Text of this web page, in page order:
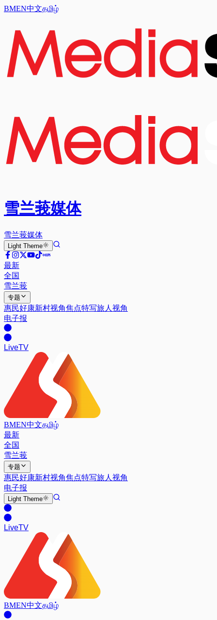
BMEN中文தமிழ்
雪兰莪媒体
雪兰莪媒体
Light Theme
最新
全国
雪兰莪
专题
惠民好康新村视角焦点特写旅人视角
电子报
LiveTV
BMEN中文தமிழ்
最新
全国
雪兰莪
专题
惠民好康新村视角焦点特写旅人视角
电子报
Light Theme
LiveTV
BMEN中文தமிழ்